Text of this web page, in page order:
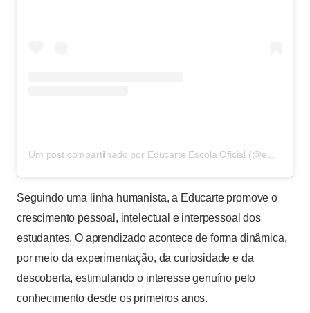
Seguindo uma linha humanista, a Educarte promove o
crescimento pessoal, intelectual e interpessoal dos
estudantes. O aprendizado acontece de forma dinâmica,
por meio da experimentação, da curiosidade e da
descoberta, estimulando o interesse genuíno pelo
conhecimento desde os primeiros anos.